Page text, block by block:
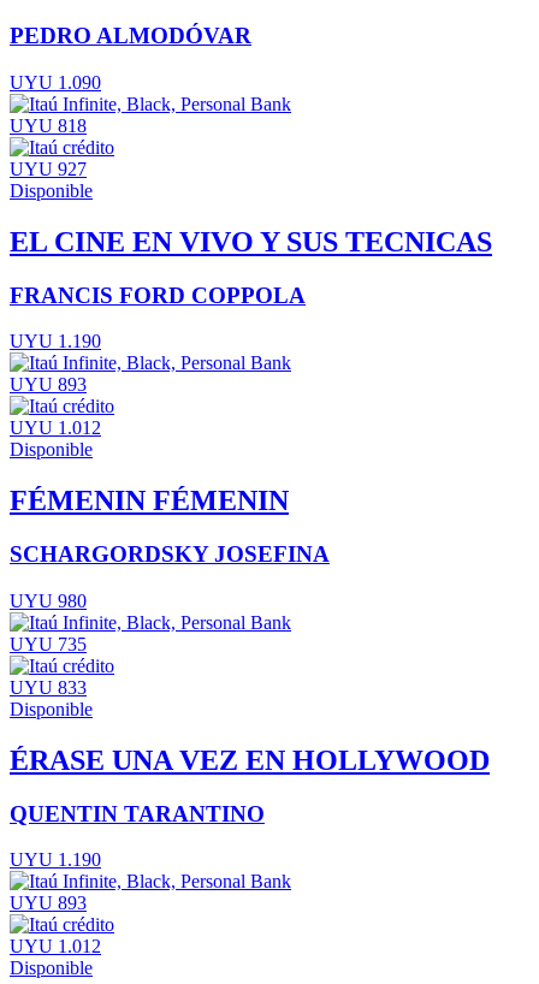
PEDRO ALMODÓVAR
UYU 1.090
UYU 818
UYU 927
Disponible
EL CINE EN VIVO Y SUS TECNICAS
FRANCIS FORD COPPOLA
UYU 1.190
UYU 893
UYU 1.012
Disponible
FÉMENIN FÉMENIN
SCHARGORDSKY JOSEFINA
UYU 980
UYU 735
UYU 833
Disponible
ÉRASE UNA VEZ EN HOLLYWOOD
QUENTIN TARANTINO
UYU 1.190
UYU 893
UYU 1.012
Disponible